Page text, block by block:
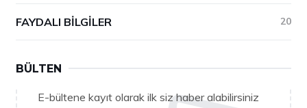
FAYDALI BILGILER 20
BÜLTEN
E-bültene kayıt olarak ilk siz haber alabilirsiniz